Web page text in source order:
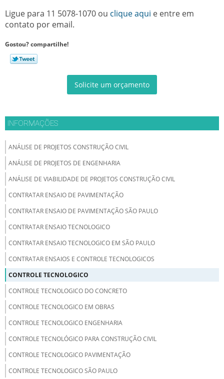
Ligue para 11 5078-1070 ou clique aqui e entre em
contato por email.
Gostou? compartilhe!
Solicite um orçamento
INFORMAÇÕES
ANÁLISE DE PROJETOS CONSTRUÇÃO CIVIL
ANÁLISE DE PROJETOS DE ENGENHARIA
ANÁLISE DE VIABILIDADE DE PROJETOS CONSTRUÇÃO CIVIL
CONTRATAR ENSAIO DE PAVIMENTAÇÃO
CONTRATAR ENSAIO DE PAVIMENTAÇÃO SÃO PAULO
CONTRATAR ENSAIO TECNOLOGICO
CONTRATAR ENSAIO TECNOLOGICO EM SÃO PAULO
CONTRATAR ENSAIOS E CONTROLE TECNOLOGICOS
CONTROLE TECNOLOGICO
CONTROLE TECNOLOGICO DO CONCRETO
CONTROLE TECNOLOGICO EM OBRAS
CONTROLE TECNOLOGICO ENGENHARIA
CONTROLE TECNOLÓGICO PARA CONSTRUÇÃO CIVIL
CONTROLE TECNOLOGICO PAVIMENTAÇÃO
CONTROLE TECNOLOGICO SÃO PAULO